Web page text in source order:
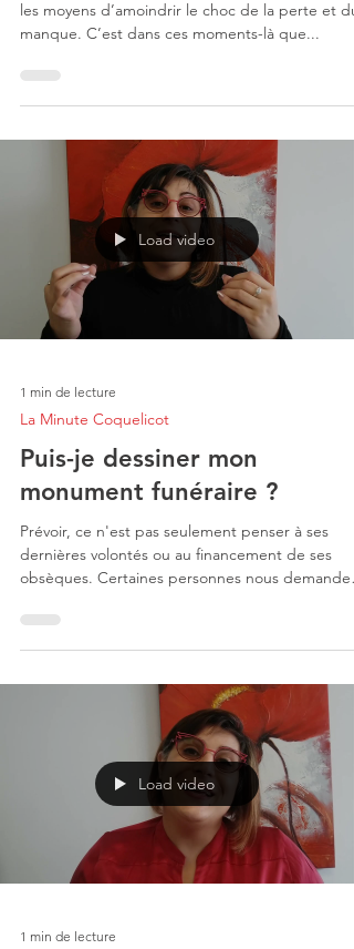
les moyens d’amoindrir le choc de la perte et du
manque. C’est dans ces moments-là que...
Load video
1 min de lecture
La Minute Coquelicot
Puis-je dessiner mon
monument funéraire ?
Prévoir, ce n'est pas seulement penser à ses
dernières volontés ou au financement de ses
obsèques. Certaines personnes nous demandent
Load video
1 min de lecture